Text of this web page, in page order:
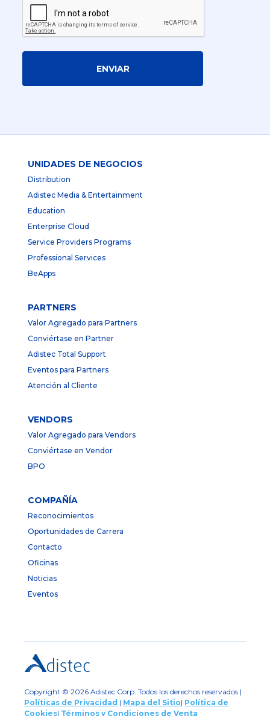
ENVIAR
UNIDADES DE NEGOCIOS
Distribution
Adistec Media & Entertainment
Education
Enterprise Cloud
Service Providers Programs
Professional Services
BeApps
PARTNERS
Valor Agregado para Partners
Conviértase en Partner
Adistec Total Support
Eventos para Partners
Atención al Cliente
VENDORS
Valor Agregado para Vendors
Conviértase en Vendor
BPO
COMPAÑÍA
Reconocimientos
Oportunidades de Carrera
Contacto
Oficinas
Noticias
Eventos
Copyright © 2026 Adistec Corp. Todos los derechos reservados |
Políticas de Privacidad | Mapa del Sitio| Política de
Cookies| Términos y Condiciones de Venta